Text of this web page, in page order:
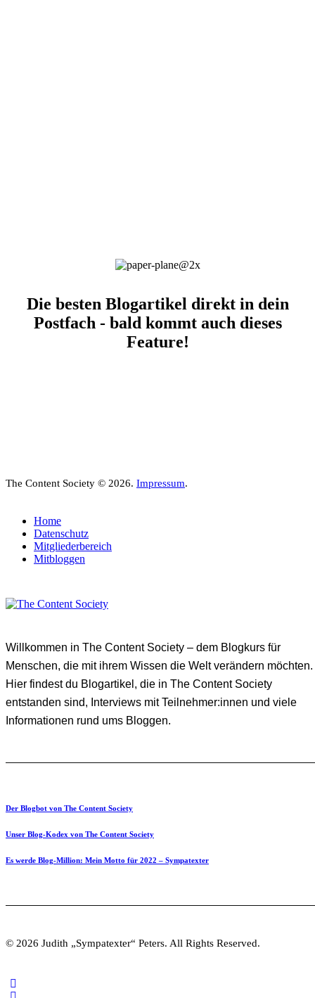
Die besten Blogartikel direkt in dein
Postfach - bald kommt auch dieses
Feature!
The Content Society © 2026. Impressum.
Home
Datenschutz
Mitgliederbereich
Mitbloggen
Willkommen in The Content Society – dem Blogkurs für
Menschen, die mit ihrem Wissen die Welt verändern möchten.
Hier findest du Blogartikel, die in The Content Society
entstanden sind, Interviews mit Teilnehmer:innen und viele
Informationen rund ums Bloggen.
Der Blogbot von The Content Society
Unser Blog-Kodex von The Content Society
Es werde Blog-Million: Mein Motto für 2022 – Sympatexter
© 2026 Judith „Sympatexter“ Peters. All Rights Reserved.